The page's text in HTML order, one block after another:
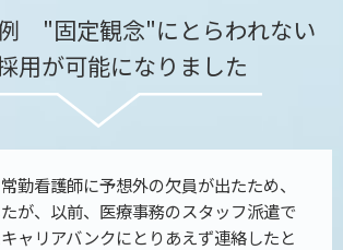
"固定観念"にとらわれない
用が可能になりました
勤看護師に予想外の欠員が出たため、
が、以前、医療事務のスタッフ派遣で
ャリアバンクにとりあえず連絡したと